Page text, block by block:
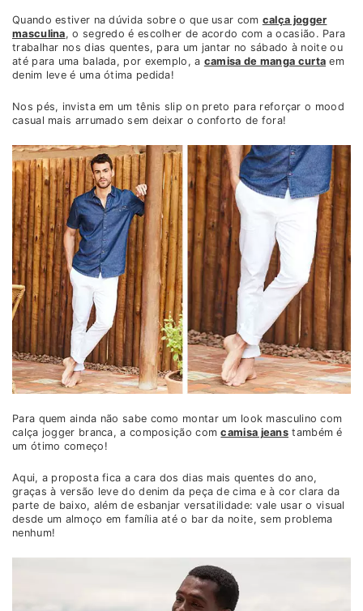
Quando estiver na dúvida sobre o que usar com calça jogger
masculina, o segredo é escolher de acordo com a ocasião. Para
trabalhar nos dias quentes, para um jantar no sábado à noite ou
até para uma balada, por exemplo, a camisa de manga curta em
denim leve é uma ótima pedida!
Nos pés, invista em um tênis slip on preto para reforçar o mood
casual mais arrumado sem deixar o conforto de fora!
Para quem ainda não sabe como montar um look masculino com
calça jogger branca, a composição comcamisa jeans também é
um ótimo começo!
Aqui, a proposta fica a cara dos dias mais quentes do ano,
graças à versão leve do denim da peça de cima e à cor clara da
parte de baixo, além de esbanjar versatilidade: vale usar o visual
desde um almoço em família até o bar da noite, sem problema
nenhum!